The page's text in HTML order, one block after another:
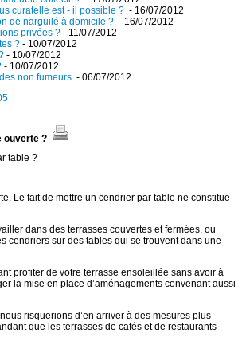
curatelle est - il possible ? - 16/07/2012
de narguilé à domicile ? - 16/07/2012
privées ? - 11/07/2012
? - 10/07/2012
- 10/07/2012
- 10/07/2012
non fumeurs - 06/07/2012
ouverte ?
table ?
Le fait de mettre un cendrier par table ne constitue
dans des terrasses couvertes et fermées, ou
cendriers sur des tables qui se trouvent dans une
profiter de votre terrasse ensoleillée sans avoir à
la mise en place d’aménagements convenant aussi
risquerions d’en arriver à des mesures plus
que les terrasses de cafés et de restaurants